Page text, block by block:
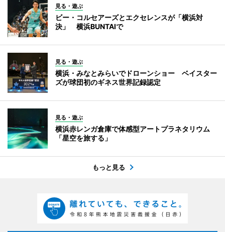
見る・遊ぶ
ビー・コルセアーズとエクセレンスが「横浜対
決」 横浜BUNTAIで
見る・遊ぶ
横浜・みなとみらいでドローンショー ベイスター
ズが球団初のギネス世界記録認定
見る・遊ぶ
横浜赤レンガ倉庫で体感型アートプラネタリウム
「星空を旅する」
もっと見る